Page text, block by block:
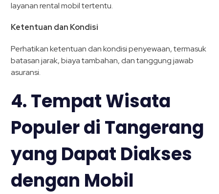
layanan rental mobil tertentu.
Ketentuan dan Kondisi
Perhatikan ketentuan dan kondisi penyewaan, termasuk
batasan jarak, biaya tambahan, dan tanggung jawab
asuransi.
4. Tempat Wisata
Populer di Tangerang
yang Dapat Diakses
dengan Mobil